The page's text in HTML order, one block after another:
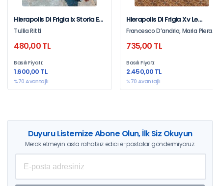
Hierapolis Di Frigia Ix Storia E
Istituzioni Di Hierapolis
Tullia Ritti
480,00 TL
Basılı Fiyatı:
1.600,00 TL
%70 Avantajlı
Hierapolis Di Frigia Xv Le
Attività Delle Campagne Di
Scavo E Restauro 2012-2015
Vol 1
Francesco D’andria, Maria Piera
735,00 TL
Basılı Fiyatı:
2.450,00 TL
%70 Avantajlı
Duyuru Listemize Abone Olun, İlk Siz Okuyun
Merak etmeyin asla rahatsız edici e-postalar göndermiyoruz.